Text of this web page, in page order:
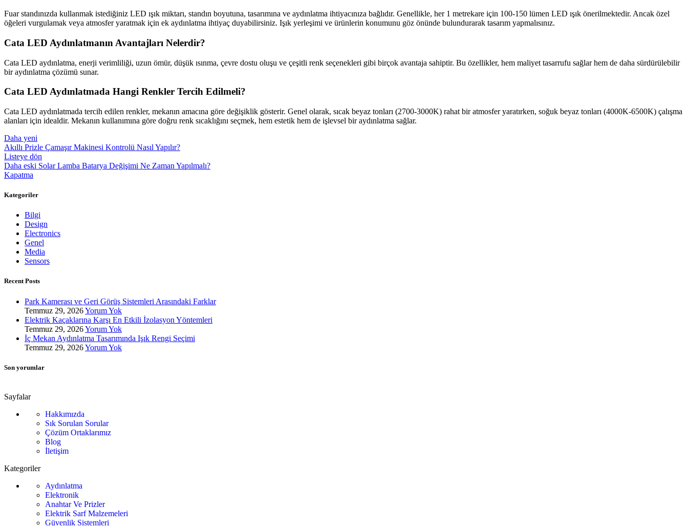
Fuar standınızda kullanmak istediğiniz LED ışık miktarı, standın boyutuna, tasarımına ve aydınlatma ihtiyacınıza bağlıdır. Genellikle, her 1 metrekare için 100-150 lümen LED ışık önerilmektedir. Ancak özel
öğeleri vurgulamak veya atmosfer yaratmak için ek aydınlatma ihtiyaç duyabilirsiniz. Işık yerleşimi ve ürünlerin konumunu göz önünde bulundurarak tasarım yapmalısınız.
Cata LED Aydınlatmanın Avantajları Nelerdir?
Cata LED aydınlatma, enerji verimliliği, uzun ömür, düşük ısınma, çevre dostu oluşu ve çeşitli renk seçenekleri gibi birçok avantaja sahiptir. Bu özellikler, hem maliyet tasarrufu sağlar hem de daha sürdürülebilir
bir aydınlatma çözümü sunar.
Cata LED Aydınlatmada Hangi Renkler Tercih Edilmeli?
Cata LED aydınlatmada tercih edilen renkler, mekanın amacına göre değişiklik gösterir. Genel olarak, sıcak beyaz tonları (2700-3000K) rahat bir atmosfer yaratırken, soğuk beyaz tonları (4000K-6500K) çalışma
alanları için idealdir. Mekanın kullanımına göre doğru renk sıcaklığını seçmek, hem estetik hem de işlevsel bir aydınlatma sağlar.
Daha yeni
Akıllı Prizle Çamaşır Makinesi Kontrolü Nasıl Yapılır?
Listeye dön
Daha eski Solar Lamba Batarya Değişimi Ne Zaman Yapılmalı?
Kapatma
Kategoriler
Bilgi
Design
Electronics
Genel
Media
Sensors
Recent Posts
Park Kamerası ve Geri Görüş Sistemleri Arasındaki Farklar
Temmuz 29, 2026Yorum Yok
Elektrik Kaçaklarına Karşı En Etkili İzolasyon Yöntemleri
Temmuz 29, 2026Yorum Yok
İç Mekan Aydınlatma Tasarımında Işık Rengi Seçimi
Temmuz 29, 2026Yorum Yok
Son yorumlar
Sayfalar
Hakkımızda
Sık Sorulan Sorular
Çözüm Ortaklarımız
Blog
İletişim
Kategoriler
Aydınlatma
Elektronik
Anahtar Ve Prizler
Elektrik Sarf Malzemeleri
Güvenlik Sistemleri